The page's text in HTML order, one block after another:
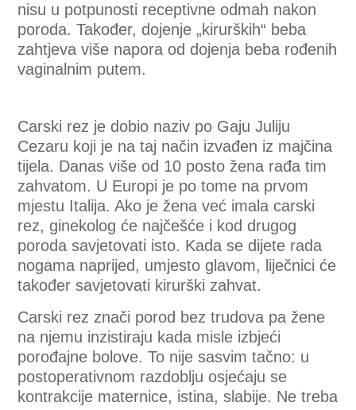
nisu u potpunosti receptivne odmah nakon
poroda. Također, dojenje „kirurških“ beba
zahtjeva više napora od dojenja beba rođenih
vaginalnim putem.
Carski rez je dobio naziv po Gaju Juliju
Cezaru koji je na taj način izvađen iz majčina
tijela. Danas više od 10 posto žena rađa tim
zahvatom. U Europi je po tome na prvom
mjestu Italija. Ako je žena već imala carski
rez, ginekolog će najčešće i kod drugog
poroda savjetovati isto. Kada se dijete rada
nogama naprijed, umjesto glavom, liječnici će
također savjetovati kirurški zahvat.
Carski rez znači porod bez trudova pa žene
na njemu inzistiraju kada misle izbjeći
porođajne bolove. To nije sasvim tačno: u
postoperativnom razdoblju osjećaju se
kontrakcije maternice, istina, slabije. Ne treba